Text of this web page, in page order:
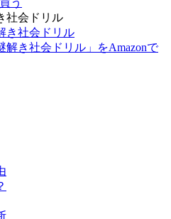
社会ドリル